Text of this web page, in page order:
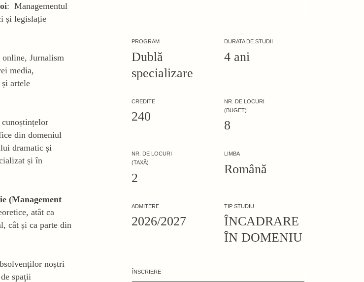
PROGRAM
Dublă
specializare
DURATA DE STUDII
4 ani
CREDITE
240
NR. DE LOCURI
(BUGET)
8
NR. DE LOCURI
(TAXĂ)
2
LIMBA
Română
ADMITERE
2026/2027
TIP STUDIU
ÎNCADRARE
ÎN DOMENIU
ÎNSCRIERE
: Managementul
și legislație
Jurnalism
media,
artele
din domeniul
dramatic și
și în
(Management
atât ca
cât și ca parte din
noștri
spaţii